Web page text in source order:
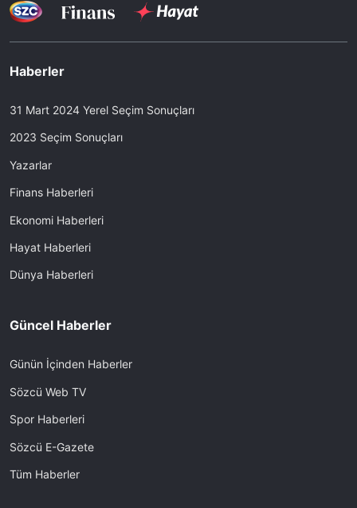
Haberler
31 Mart 2024 Yerel Seçim Sonuçları
2023 Seçim Sonuçları
Yazarlar
Finans Haberleri
Ekonomi Haberleri
Hayat Haberleri
Dünya Haberleri
Güncel Haberler
Günün İçinden Haberler
Sözcü Web TV
Spor Haberleri
Sözcü E-Gazete
Tüm Haberler